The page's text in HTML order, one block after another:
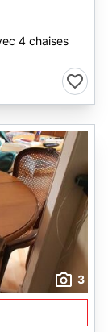
4 chaises
3